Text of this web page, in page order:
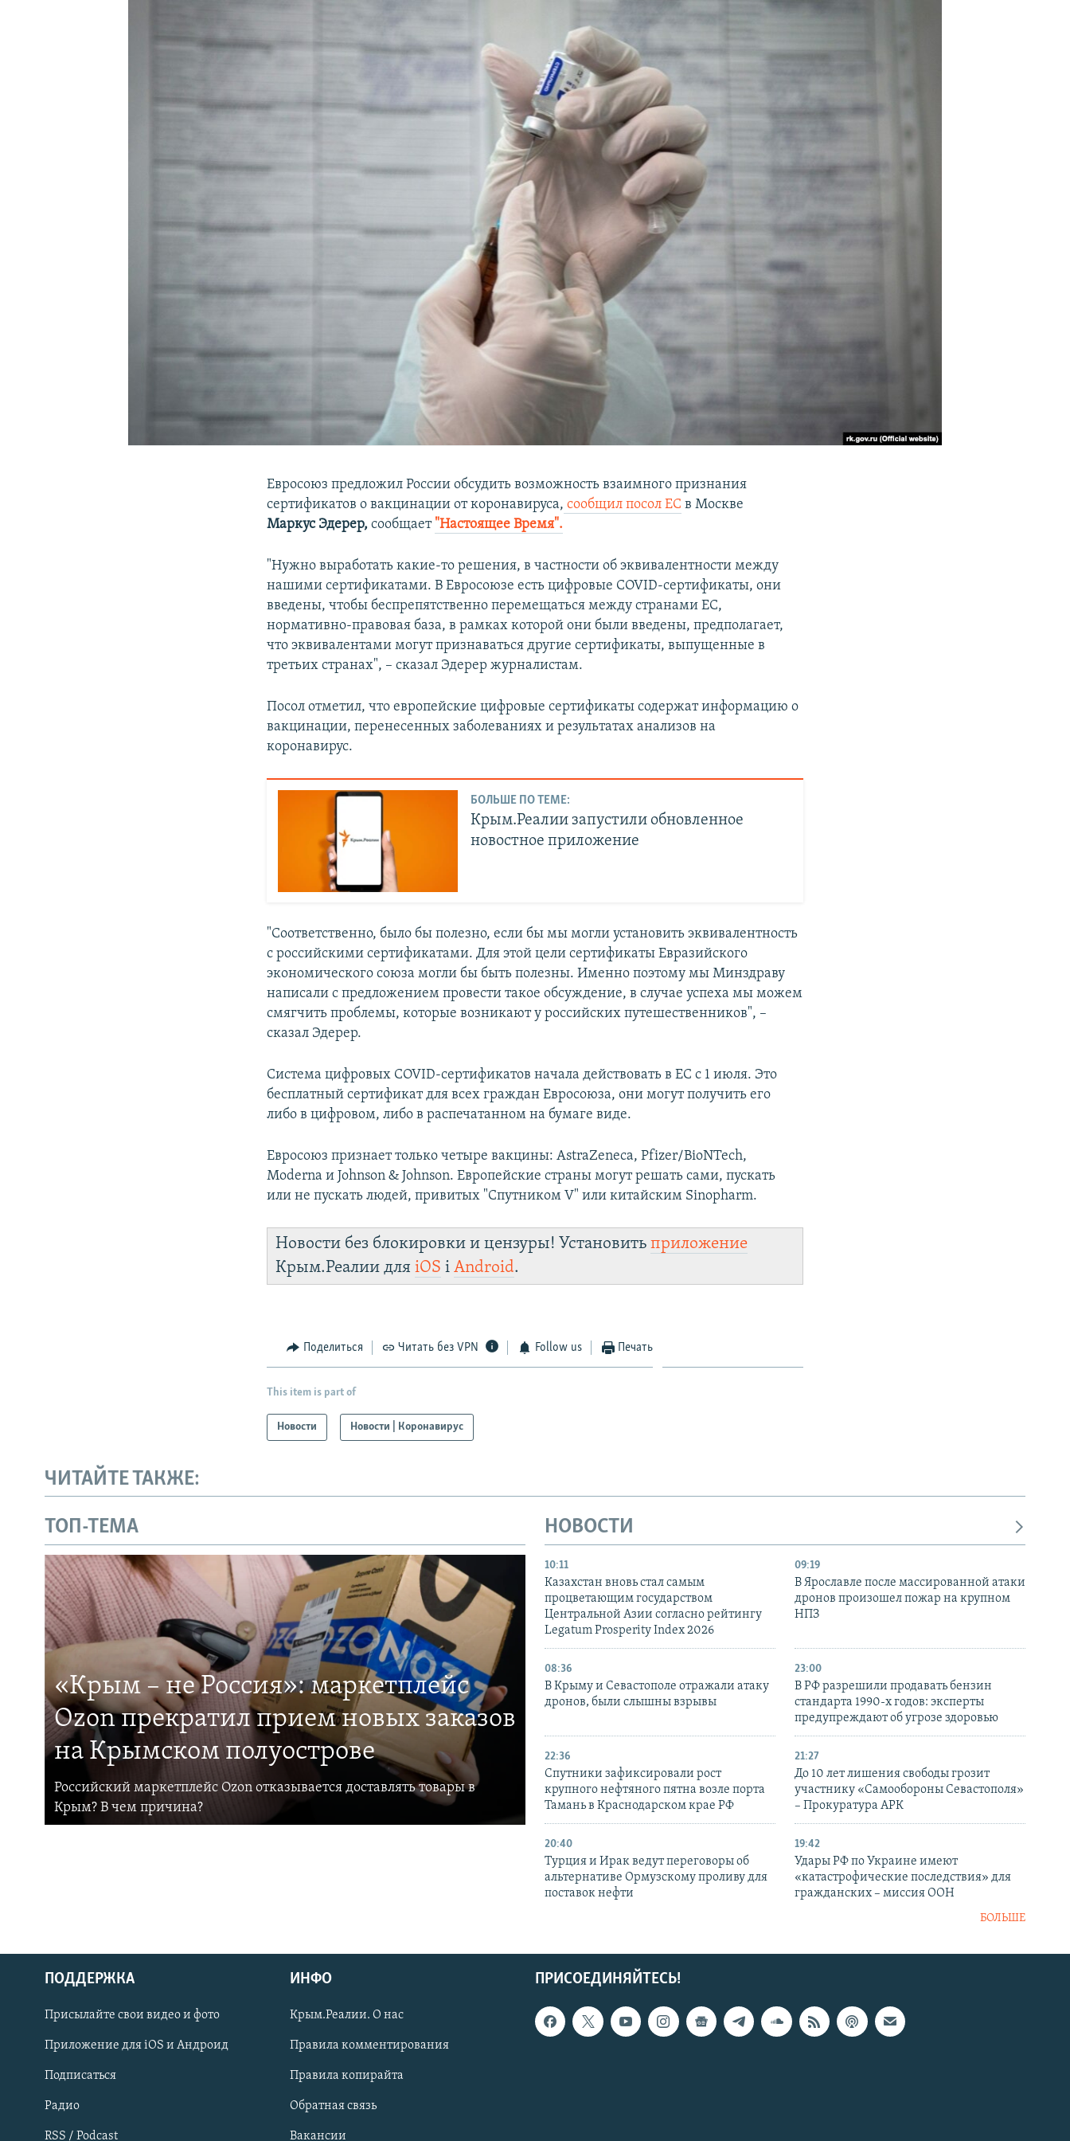
Українською
Qırımtatar
ПРИСОЕДИНЯЙТЕСЬ!
Евросоюз предложил России обсудить возможность взаимного признания
сертификатов о вакцинации от коронавируса, сообщил посол ЕС в Москве
Маркус Эдерер,сообщает "Настоящее Время".
"Нужно выработать какие-то решения, в частности об эквивалентности между
нашими сертификатами. В Евросоюзе есть цифровые COVID-сертификаты, они
введены, чтобы беспрепятственно перемещаться между странами ЕС,
нормативно-правовая база, в рамках которой они были введены, предполагает,
что эквивалентами могут признаваться другие сертификаты, выпущенные в
третьих странах", – сказал Эдерер журналистам.
Посол отметил, что европейские цифровые сертификаты содержат информацию о
вакцинации, перенесенных заболеваниях и результатах анализов на
коронавирус.
БОЛЬШЕ ПО ТЕМЕ:
Крым.Реалии запустили обновленное
новостное приложение
"Соответственно, было бы полезно, если бы мы могли установить эквивалентность
с российскими сертификатами. Для этой цели сертификаты Евразийского
экономического союза могли бы быть полезны. Именно поэтому мы Минздраву
написали с предложением провести такое обсуждение, в случае успеха мы можем
смягчить проблемы, которые возникают у российских путешественников", –
сказал Эдерер.
Система цифровых COVID-сертификатов начала действовать в ЕС с 1 июля. Это
бесплатный сертификат для всех граждан Евросоюза, они могут получить его
либо в цифровом, либо в распечатанном на бумаге виде.
Евросоюз признает только четыре вакцины: AstraZeneca, Pfizer/BioNTech,
Moderna и Johnson & Johnson. Европейские страны могут решать сами, пускать
или не пускать людей, привитых "Спутником V" или китайским Sinopharm.
Новости без блокировки и цензуры! Установитьприложение
Крым.Реалии дляiOS іAndroid.
Поделиться Читать без VPN Follow us Печать
This item is part of
Новости Новости | Коронавирус
ЧИТАЙТЕ ТАКЖЕ:
ТОП-ТЕМА
«Крым – не Россия»: маркетплейс
Ozon прекратил прием новых заказов
на Крымском полуострове
Российский маркетплейс Ozon отказывается доставлять товары в
Крым? В чем причина?
НОВОСТИ
10:11
Казахстан вновь стал самым
процветающим государством
Центральной Азии согласно рейтингу
Legatum Prosperity Index 2026
09:19
В Ярославле после массированной атаки
дронов произошел пожар на крупном
НПЗ
08:36
В Крыму и Севастополе отражали атаку
дронов, были слышны взрывы
23:00
В РФ разрешили продавать бензин
стандарта 1990-х годов: эксперты
предупреждают об угрозе здоровью
22:36
Спутники зафиксировали рост
крупного нефтяного пятна возле порта
Тамань в Краснодарском крае РФ
21:27
До 10 лет лишения свободы грозит
участнику «Самообороны Севастополя»
– Прокуратура АРК
20:40
Турция и Ирак ведут переговоры об
альтернативе Ормузскому проливу для
поставок нефти
19:42
Удары РФ по Украине имеют
«катастрофические последствия» для
гражданских – миссия ООН
БОЛЬШЕ
ПРИСОЕДИНЯЙТЕСЬ!
ПОДДЕРЖКА
Присылайте свои видео и фото
Приложение для iOS и Андроид
Подписаться
Радио
RSS / Podcast
ИНФО
Крым.Реалии. О нас
Правила комментирования
Правила копирайта
Обратная связь
Вакансии